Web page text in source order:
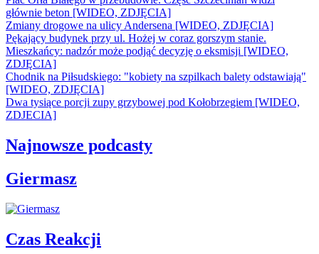
głównie beton [WIDEO, ZDJĘCIA]
Zmiany drogowe na ulicy Andersena [WIDEO, ZDJĘCIA]
Pękający budynek przy ul. Hożej w coraz gorszym stanie.
Mieszkańcy: nadzór może podjąć decyzję o eksmisji [WIDEO,
ZDJĘCIA]
Chodnik na Piłsudskiego: "kobiety na szpilkach balety odstawiają"
[WIDEO, ZDJĘCIA]
Dwa tysiące porcji zupy grzybowej pod Kołobrzegiem [WIDEO,
ZDJECIA]
Najnowsze podcasty
Giermasz
Czas Reakcji